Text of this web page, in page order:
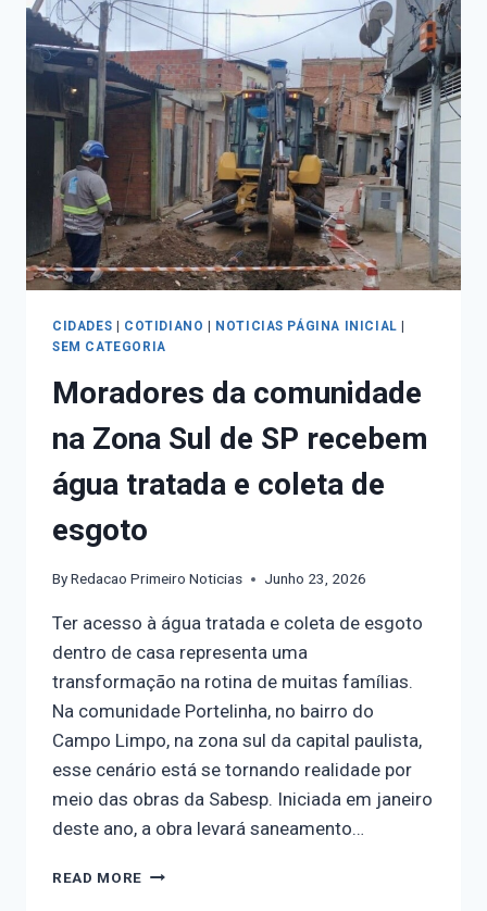
CIDADES | COTIDIANO | NOTICIAS PÁGINA INICIAL |
SEM CATEGORIA
Moradores da comunidade
na Zona Sul de SP recebem
água tratada e coleta de
esgoto
ByRedacao Primeiro Noticias Junho 23, 2026
Ter acesso à água tratada e coleta de esgoto
dentro de casa representa uma
transformação na rotina de muitas famílias.
Na comunidade Portelinha, no bairro do
Campo Limpo, na zona sul da capital paulista,
esse cenário está se tornando realidade por
meio das obras da Sabesp. Iniciada em janeiro
deste ano, a obra levará saneamento…
READ MORE